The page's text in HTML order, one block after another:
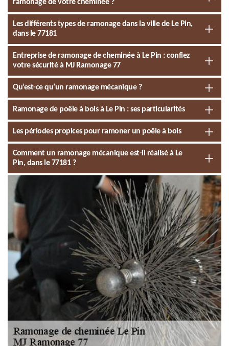
ramonage de votre cheminée ?
Les différents types de ramonage dans la ville de Le Pin,
dans le 77181
Entreprise de ramonage de cheminée à Le Pin : confiez
votre sécurité à MJ Ramonage 77
Qu’est-ce qu’un ramonage mécanique ?
Ramonage de poêle à bois à Le Pin : ses particularités
Les périodes propices pour ramoner un poêle à bois
Comment un ramonage mécanique est-il réalisé à Le
Pin, dans le 77181 ?